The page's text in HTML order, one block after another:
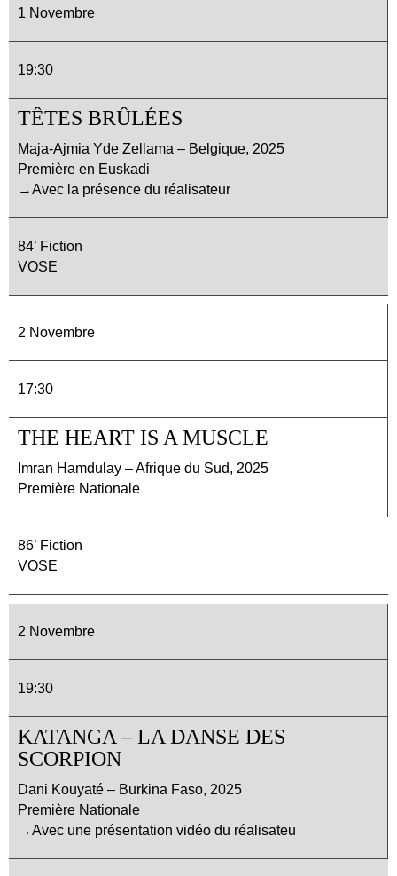
1 Novembre
19:30
TÊTES BRÛLÉES
Maja-Ajmia Yde Zellama – Belgique, 2025
Première en Euskadi
→Avec la présence du réalisateur
84’ Fiction
VOSE
2 Novembre
17:30
THE HEART IS A MUSCLE
Imran Hamdulay – Afrique du Sud, 2025
Première Nationale
86’ Fiction
VOSE
2 Novembre
19:30
KATANGA – LA DANSE DES
SCORPION
Dani Kouyaté – Burkina Faso, 2025
Première Nationale
→Avec une présentation vidéo du réalisateu